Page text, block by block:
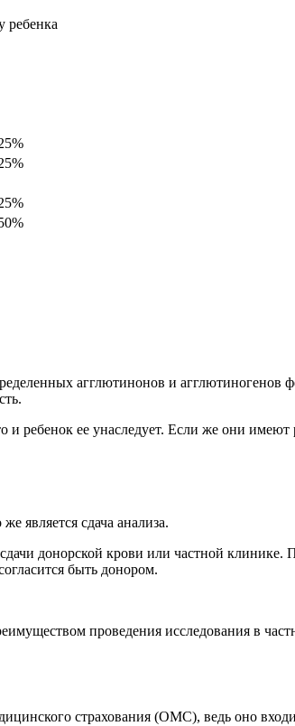
ребенка
агглютинонов и агглютиногенов
ребенок ее унаследует. Если же они
является сдача анализа.
донорской крови или частной клинике.
быть донором.
проведения исследования в
страхования (ОМС), ведь оно